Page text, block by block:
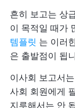
흔히 보고는 상
이 목적일 때가
템플릿 는 이러
은 출발점이 됩
이사회 보고서
사회 회원에게
지루해서는 안